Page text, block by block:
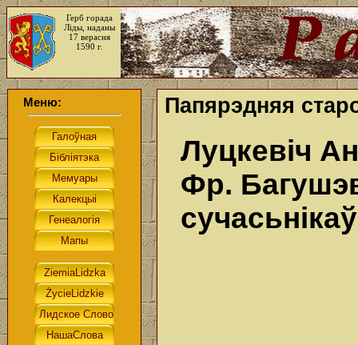
Герб горада
Ліды, наданы
17 верасня
1590 г.
Меню: Папярэдняя
Луцкевіч
Фр.